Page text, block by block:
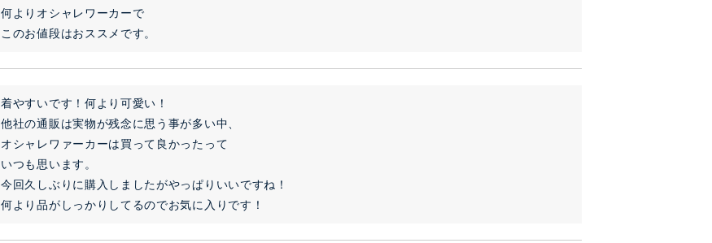
何よりオシャレワーカーで
このお値段はおススメです。
着やすいです！何より可愛い！
他社の通販は実物が残念に思う事が多い中、
オシャレワァーカーは買って良かったって
いつも思います。
今回久しぶりに購入しましたがやっぱりいいですね！
何より品がしっかりしてるのでお気に入りです！